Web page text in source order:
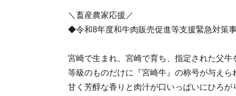
＼畜産農家応援／
◆令和8年度和牛肉販売促進等支援緊急対策
宮崎で生まれ、宮崎で育ち、指定された父
等級のものだけに『宮崎牛』の称号が与えら
甘く芳醇な香りと肉汁が口いっぱいにひろが